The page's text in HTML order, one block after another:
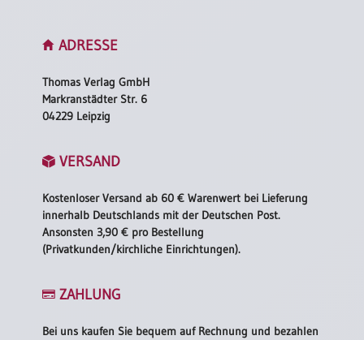
ADRESSE
Thomas Verlag GmbH
Markranstädter Str. 6
04229 Leipzig
VERSAND
Kostenloser Versand ab 60 € Warenwert bei Lieferung
innerhalb Deutschlands mit der Deutschen Post.
Ansonsten 3,90 € pro Bestellung
(Privatkunden/kirchliche Einrichtungen).
ZAHLUNG
Bei uns kaufen Sie bequem auf Rechnung und bezahlen